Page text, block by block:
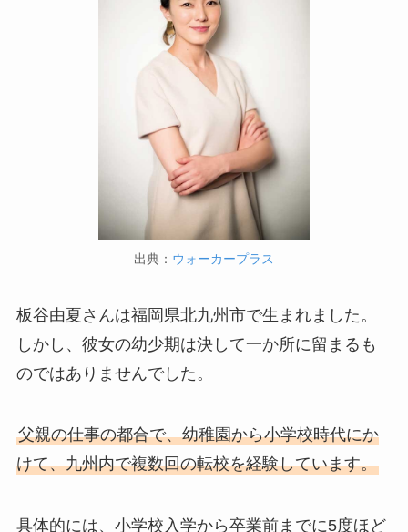
出典： ウォーカープラス
板谷由夏さんは福岡県北九州市で生まれました。
しかし、彼女の幼少期は決して一か所に留まるも
のではありませんでした。
父親の仕事の都合で、幼稚園から小学校時代にか
けて、九州内で複数回の転校を経験しています。
具体的には、小学校入学から卒業前までに5度ほど